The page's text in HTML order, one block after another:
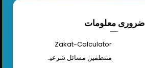
ضروری معلومات
Zakat-Calculator
منتظمین مسائل شرعیہ